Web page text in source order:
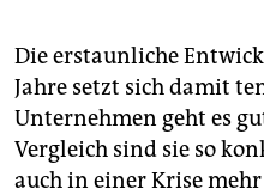
Die erstaunliche
Jahre setzt sich damit
Unternehmen geht es
Vergleich sind sie so
auch in einer Krise